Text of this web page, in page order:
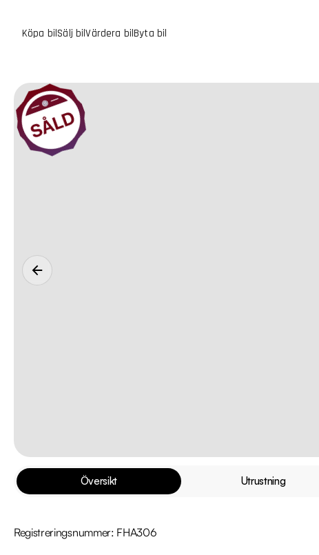
Köpa bilSälj bilVärdera bilByta bil
Översikt Utrustning
Registreringsnummer: FHA306